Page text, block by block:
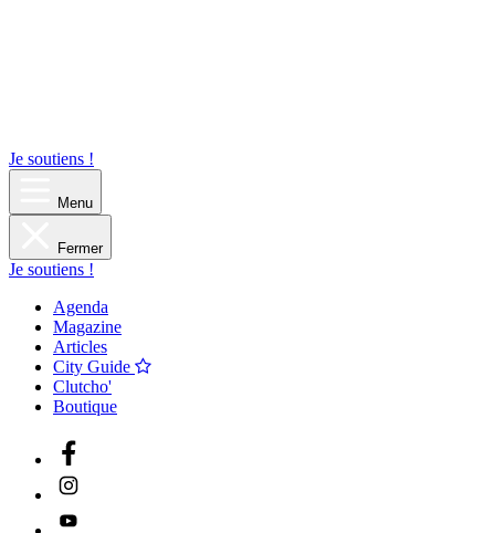
Je soutiens !
Menu
Fermer
Je soutiens !
Agenda
Magazine
Articles
City Guide
Clutcho'
Boutique